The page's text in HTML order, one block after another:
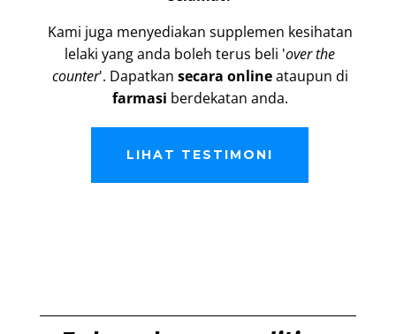
Kami juga menyediakan supplemen kesihatan
lelaki yang anda boleh terus beli 'over the
counter'. Dapatkan secara onlineataupun di
farmasi berdekatan anda.
LIHAT TESTIMONI